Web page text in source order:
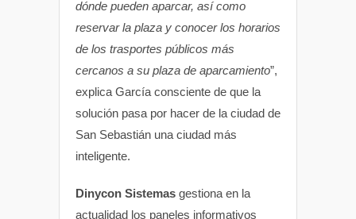
dónde pueden aparcar, así como
reservar la plaza y conocer los horarios
de los trasportes públicos más
cercanos a su plaza de aparcamiento”,
explica García consciente de que la
solución pasa por hacer de la ciudad de
San Sebastián una ciudad más
inteligente.
Dinycon Sistemas gestiona en la
actualidad los paneles informativos